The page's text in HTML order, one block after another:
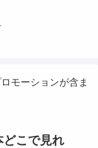
モーションが含ま
どこで見れ